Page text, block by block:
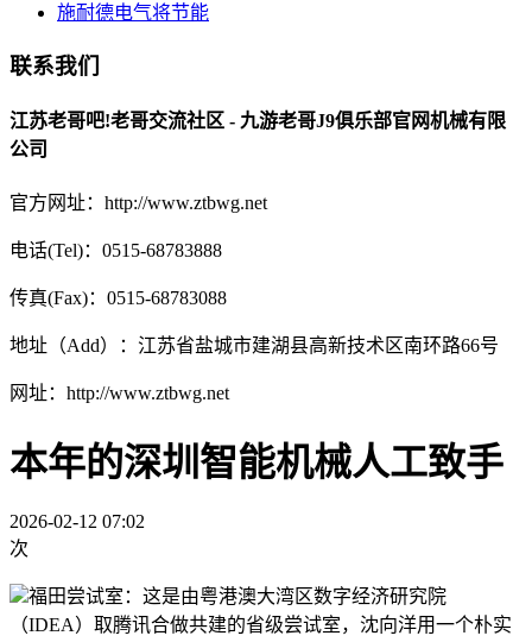
施耐德电气将节能
联系我们
江苏老哥吧!老哥交流社区 - 九游老哥J9俱乐部官网机械有限
公司
官方网址：http://www.ztbwg.net
电话(Tel)：0515-68783888
传真(Fax)：0515-68783088
地址（Add）：江苏省盐城市建湖县高新技术区南环路66号
网址：http://www.ztbwg.net
本年的深圳智能机械人工致手
2026-02-12 07:02
次
福田尝试室：这是由粤港澳大湾区数字经济研究院
（IDEA）取腾讯合做共建的省级尝试室，沈向洋用一个朴实